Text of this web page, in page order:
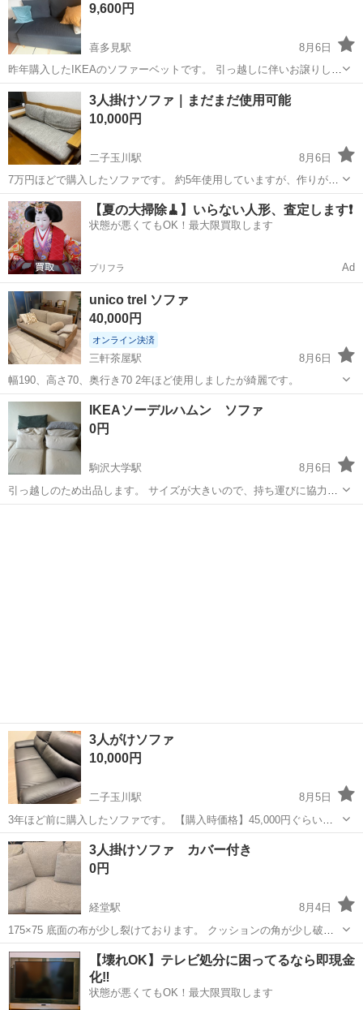
9,600円
喜多見駅
8月6日
昨年購入したIKEAのソファーベットです。 引っ越しに伴いお譲りした
いです。 バラバラにも出来るので、色々な広さの部屋に対応していま
す。下に収納もでき、クッションを取ればベットにもなりとても使い
やすいです。 お気軽にご連絡く...
東京 世田谷区 喜多見駅 ソファ ベット
3人掛けソファ｜まだまだ使用可能
10,000円
二子玉川駅
8月6日
7万円ほどで購入したソファです。 約5年使用していますが、作りがし
っかりしており、ガタつきなどはなく、まだまだ問題なくお使いいた
だけます。 クッション裏面の一部に割れ・劣化がありますが、それ以
外は大きな傷や不具合...
東京 世田谷区 二子玉川駅 ソファ
【夏の大掃除🧹】いらない人形、査定します❗️
状態が悪くてもOK！最大限買取します
プリフラ Ad
unico trel ソファ
40,000円
オンライン決済
三軒茶屋駅
8月6日
幅190、高さ70、奥行き70 2年ほど使用しましたが綺麗です。
東京 世田谷区 三軒茶屋駅
IKEAソーデルハムン ソファ
0円
駒沢大学駅
8月6日
引っ越しのため出品します。 サイズが大きいので、持ち運びに協力い
ただける方に募集となります。 奥行き 90 cm 床から家具の底面までの
3人がけソファ
10,000円
二子玉川駅
8月5日
3年ほど前に購入したソファです。 【購入時価格】45,000円ぐらい
【サイズ】幅174×奥行85×高さ85cm 【傷などの状態】とくに目立った
傷はありません。 【アピールポイント】状態はいいのでまだまだ使え
ます！ 【希望...
東京 世田谷区 二子玉川駅
3人掛けソファ カバー付き
0円
経堂駅
8月4日
175×75 底面の布が少し裂けております。 クッションの角が少し破れ
ています。 4年程、使用しておりました。 誠に勝手ながら引っ越しの
予定なので 8/14までの引き取りをお願いします。
東京 世田谷区 経堂駅 ソファ
【壊れOK】テレビ処分に困ってるなら即現金
化‼️
状態が悪くてもOK！最大限買取します